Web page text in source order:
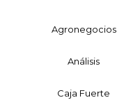
Agronegocios
Análisis
Caja Fuerte